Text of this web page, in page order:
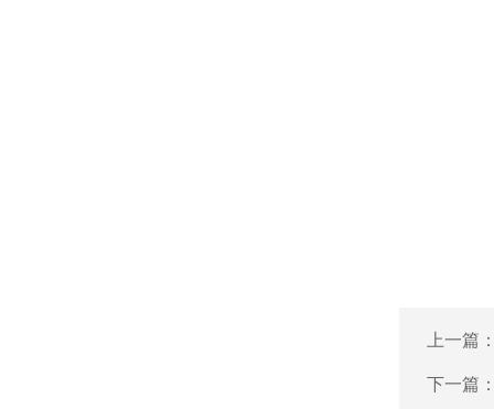
上一篇
下一篇